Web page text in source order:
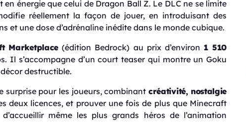
énergie que celui de Dragon Ball Z. Le DLC ne se limite
réellement la façon de jouer, en introduisant des
et une dose d’adrénaline inédite dans le monde cubique.
Marketplace(édition Bedrock) au prix d’environ 1 510
Il s’accompagne d’un court teaser qui montre un Goku
destructible.
surprise pour les joueurs, combinantcréativité, nostalgie
deux licences, et prouver une fois de plus que Minecraft
même les plus grands héros de l’animation